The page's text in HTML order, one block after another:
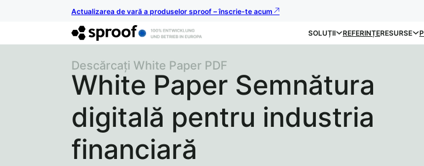
Actualizarea de vară a produselor sproof – înscrie-te acum
SOLUȚII REFERINȚERESURSE
White Paper Semnătura
digitală pentru industria
financiară
Descărcați White Paper PDF